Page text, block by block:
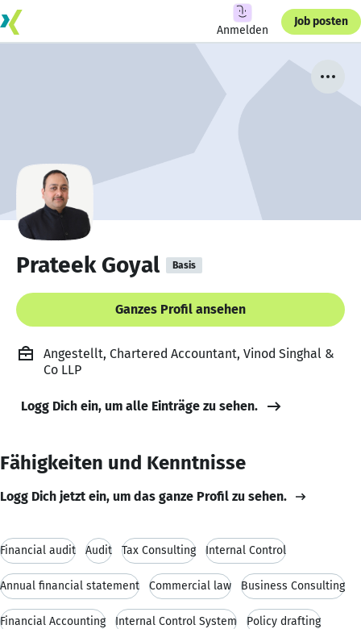
Anmelden
Job posten
Prateek Goyal Basis
Ganzes Profil ansehen
Angestellt, Chartered Accountant, Vinod Singhal &
Co LLP
Logg Dich ein, um alle Einträge zu sehen.
Fähigkeiten und Kenntnisse
Logg Dich jetzt ein, um das ganze Profil zu sehen.
Financial audit Audit Tax Consulting Internal Control
Annual financial statement Commercial law Business Consulting
Financial Accounting Internal Control System Policy drafting